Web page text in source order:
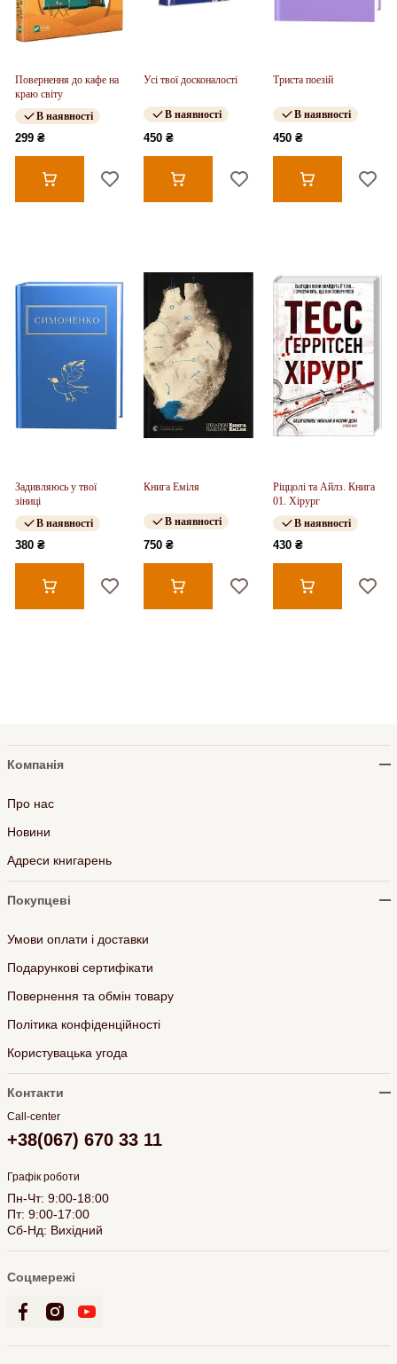
Повернення до кафе на
краю світу
В наявності
299 ₴
Усі твої досконалості
В наявності
450 ₴
Триста поезій
В наявності
450 ₴
Задивляюсь у твої
зіниці
В наявності
380 ₴
Книга Еміля
В наявності
750 ₴
Ріццолі та Айлз. Книга
01. Хірург
В наявності
430 ₴
Компанія
Про нас
Новини
Адреси книгарень
Покупцеві
Умови оплати і доставки
Подарункові сертифікати
Повернення та обмін товару
Політика конфіденційності
Користувацька угода
Контакти
Call-center
+38(067) 670 33 11
Графік роботи
Пн-Чт: 9:00-18:00
Пт: 9:00-17:00
Сб-Нд: Вихідний
Соцмережі